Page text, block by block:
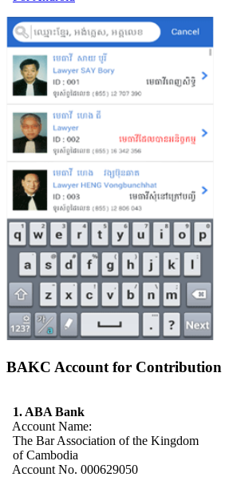
BAKC Account for Contribution
1. ABA Bank
Account Name:
The Bar Association of the Kingdom
of Cambodia
Account No. 000629050